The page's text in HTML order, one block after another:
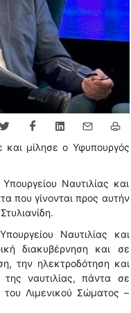
και μίλησε ο Υφυπουργός
Ναυτιλίας και
που γίνονται προς αυτήν
Ναυτιλίας και
διακυβέρνηση και σε
την ηλεκτροδότηση και
ναυτιλίας, πάντα σε
του Λιμενικού Σώματος –